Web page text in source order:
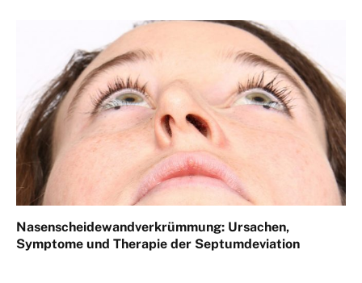
Nasenscheidewandverkrümmung: Ursachen,
Symptome und Therapie der Septumdeviation